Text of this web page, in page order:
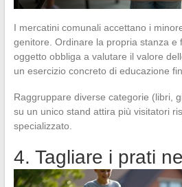
I mercatini comunali accettano i
genitore. Ordinare la propria stanza e
oggetto obbliga a valutare il valore
un esercizio concreto di educazione
Raggruppare diverse categorie (libri,
su un unico stand attira più visitatori
specializzato.
4. Tagliare i prati